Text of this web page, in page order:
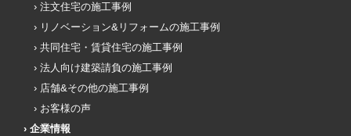
注文住宅の施工事例
リノベーション&リフォームの施工事例
共同住宅・賃貸住宅の施工事例
法人向け建築請負の施工事例
店舗&その他の施工事例
お客様の声
企業情報